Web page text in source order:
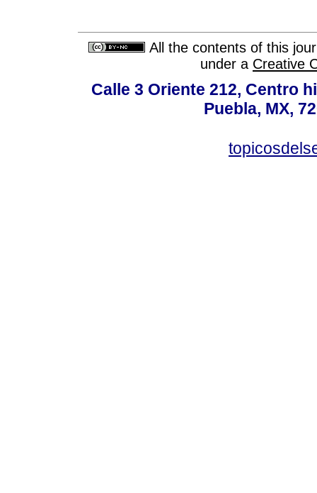
All the contents of this
under a Creative
Calle 3 Oriente 212, Centro
Puebla, MX,